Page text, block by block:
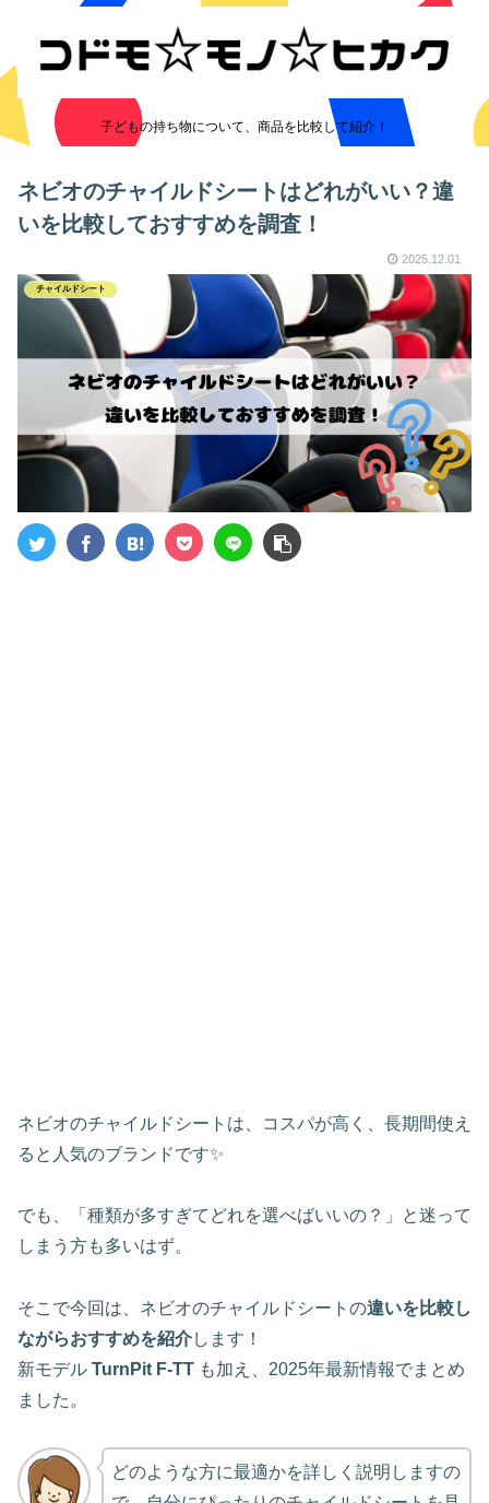
子どもの持ち物について、商品を比較して紹介！
ネビオのチャイルドシートはどれがいい？違
いを比較しておすすめを調査！
2025.12.01
チャイルドシート
ネビオのチャイルドシートは、コスパが高く、長期間使え
ると人気のブランドです✨
でも、「種類が多すぎてどれを選べばいいの？」と迷って
しまう方も多いはず。
そこで今回は、ネビオのチャイルドシートの違いを比較し
ながらおすすめを紹介します！
新モデル TurnPit F‑TT も加え、2025年最新情報でまとめ
ました。
どのような方に最適かを詳しく説明しますの